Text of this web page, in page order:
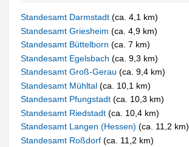
Standesamt Darmstadt(ca. 4,1 km)
Standesamt Griesheim(ca. 4,9 km)
Standesamt Büttelborn(ca. 7 km)
Standesamt Egelsbach(ca. 9,3 km)
Standesamt Groß-Gerau(ca. 9,4 km)
Standesamt Mühltal(ca. 10,1 km)
Standesamt Pfungstadt(ca. 10,3 km)
Standesamt Riedstadt(ca. 10,4 km)
Standesamt Langen (Hessen)(ca. 11,2 km)
Standesamt Roßdorf(ca. 11,2 km)